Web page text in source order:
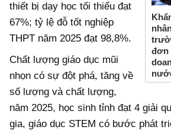
đơn
thiết bị dạy học tối thiểu đạt
67%; tỷ lệ đỗ tốt nghiệp
THPT năm 2025 đạt 98,8%.
Chất lượng giáo dục mũi
nhọn có sự đột phá, tăng về
số lượng và chất lượng,
năm 2025, học sinh tỉnh đạt 4 giải
gia, giáo dục STEM có bước phát